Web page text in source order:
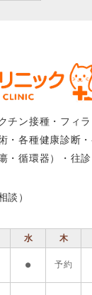
チン接種・フィ
・各種健康診断
・循環器）・往診
談）
水 木
● 予約